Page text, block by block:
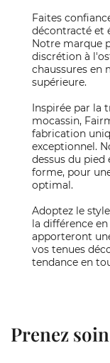
Faites
décontracté et
Notre marque
discrétion à
chaussures en
supérieure.
Inspirée par la
mocassin,
fabrication
exceptionnel.
dessus du
forme, pour
optimal.
Adoptez le
la différence
apporteront
vos tenues
tendance en
Prenez